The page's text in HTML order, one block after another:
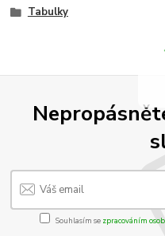
Tabulky
Souhlasím se zpracováním